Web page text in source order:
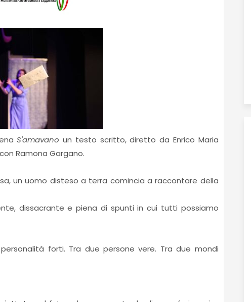
S'amavano un testo scritto, diretto da Enrico Maria
Ramona Gargano.
un uomo disteso a terra comincia a raccontare della
dissacrante e piena di spunti in cui tutti possiamo
forti. Tra due persone vere. Tra due mondi